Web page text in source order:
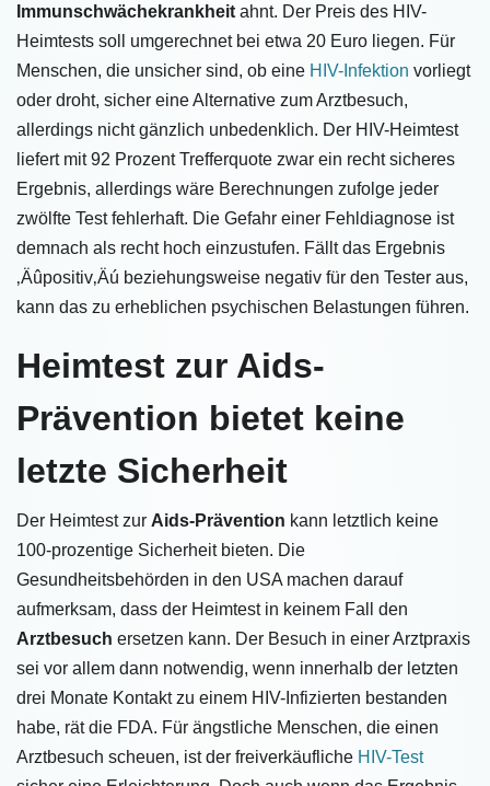
Immunschwächekrankheit ahnt. Der Preis des HIV-
Heimtests soll umgerechnet bei etwa 20 Euro liegen. Für
Menschen, die unsicher sind, ob eine HIV-Infektion vorliegt
oder droht, sicher eine Alternative zum Arztbesuch,
allerdings nicht gänzlich unbedenklich. Der HIV-Heimtest
liefert mit 92 Prozent Trefferquote zwar ein recht sicheres
Ergebnis, allerdings wäre Berechnungen zufolge jeder
zwölfte Test fehlerhaft. Die Gefahr einer Fehldiagnose ist
demnach als recht hoch einzustufen. Fällt das Ergebnis
‚Äûpositiv‚Äú beziehungsweise negativ für den Tester aus,
kann das zu erheblichen psychischen Belastungen führen.
Heimtest zur Aids-
Prävention bietet keine
letzte Sicherheit
Der Heimtest zur Aids-Prävention kann letztlich keine
100-prozentige Sicherheit bieten. Die
Gesundheitsbehörden in den USA machen darauf
aufmerksam, dass der Heimtest in keinem Fall den
Arztbesuch ersetzen kann. Der Besuch in einer Arztpraxis
sei vor allem dann notwendig, wenn innerhalb der letzten
drei Monate Kontakt zu einem HIV-Infizierten bestanden
habe, rät die FDA. Für ängstliche Menschen, die einen
Arztbesuch scheuen, ist der freiverkäufliche HIV-Test